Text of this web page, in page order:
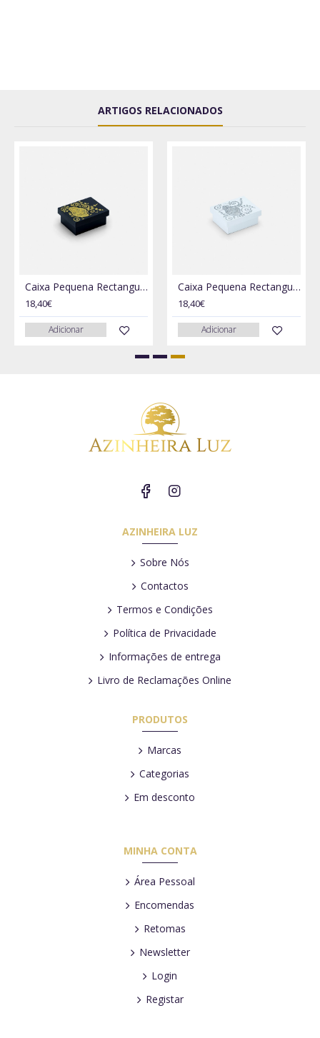
ARTIGOS RELACIONADOS
Caixa Pequena Rectangular
18,40€
Adicionar
Caixa Pequena Rectangular
18,40€
Adicionar
AZINHEIRA LUZ
Sobre Nós
Contactos
Termos e Condições
Política de Privacidade
Informações de entrega
Livro de Reclamações Online
PRODUTOS
Marcas
Categorias
Em desconto
MINHA CONTA
Área Pessoal
Encomendas
Retomas
Newsletter
Login
Registar